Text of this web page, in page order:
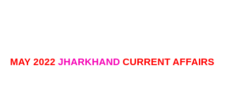
MAY 2022 JHARKHAND CURRENT AFFAIRS